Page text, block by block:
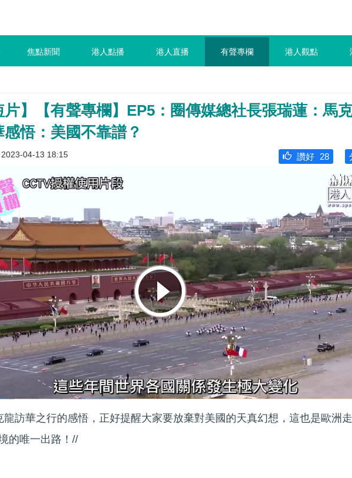
焦點新聞 港人點播 港人直播 有聲專欄 港人觀點
片】【有聲專欄】EP5：圈傳媒總社長張瑞蓮：馬
感悟：美國不靠譜？
04-13 18:15 讚好 28
龍訪華之行的感悟，正好提醒大家要放棄對美國的天真幻想，這也是歐洲
的唯一出路！//